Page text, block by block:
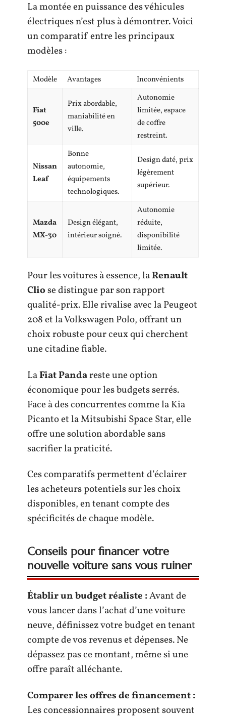
La montée en puissance des véhicules
électriques n’est plus à démontrer. Voici
un comparatif entre les principaux
modèles :
Modèle Avantages Inconvénients
Fiat
500e
Prix abordable,
maniabilité en
ville.
Autonomie
limitée, espace
de coffre
restreint.
Nissan
Leaf
Bonne
autonomie,
équipements
technologiques.
Design daté, prix
légèrement
supérieur.
Mazda
MX-30
Design élégant,
intérieur soigné.
Autonomie
réduite,
disponibilité
limitée.
Pour les voitures à essence, laRenault
Cliose distingue par son rapport
qualité-prix. Elle rivalise avec la Peugeot
208 et la Volkswagen Polo, offrant un
choix robuste pour ceux qui cherchent
une citadine fiable.
LaFiat Pandareste une option
économique pour les budgets serrés.
Face à des concurrentes comme la Kia
Picanto et la Mitsubishi Space Star, elle
offre une solution abordable sans
sacrifier la praticité.
Ces comparatifs permettent d’éclairer
les acheteurs potentiels sur les choix
disponibles, en tenant compte des
spécificités de chaque modèle.
Conseils pour financer votre
nouvelle voiture sans vous ruiner
Établir un budget réaliste :Avant de
vous lancer dans l’achat d’une voiture
neuve, définissez votre budget en tenant
compte de vos revenus et dépenses. Ne
dépassez pas ce montant, même si une
offre paraît alléchante.
Comparer les offres de financement :
Les concessionnaires proposent souvent